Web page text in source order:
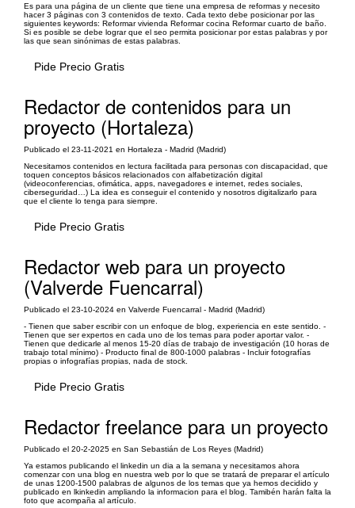
Es para una página de un cliente que tiene una empresa de reformas y necesito
hacer 3 páginas con 3 contenidos de texto. Cada texto debe posicionar por las
siguientes keywords: Reformar vivienda Reformar cocina Reformar cuarto de baño.
Si es posible se debe lograr que el seo permita posicionar por estas palabras y por
las que sean sinónimas de estas palabras.
Pide Precio Gratis
Redactor de contenidos para un
proyecto (Hortaleza)
Publicado el 23-11-2021 en Hortaleza - Madrid (Madrid)
Necesitamos contenidos en lectura facilitada para personas con discapacidad, que
toquen conceptos básicos relacionados con alfabetización digital
(videoconferencias, ofimática, apps, navegadores e internet, redes sociales,
ciberseguridad…) La idea es conseguir el contenido y nosotros digitalizarlo para
que el cliente lo tenga para siempre.
Pide Precio Gratis
Redactor web para un proyecto
(Valverde Fuencarral)
Publicado el 23-10-2024 en Valverde Fuencarral - Madrid (Madrid)
- Tienen que saber escribir con un enfoque de blog, experiencia en este sentido. -
Tienen que ser expertos en cada uno de los temas para poder aportar valor. -
Tienen que dedicarle al menos 15-20 días de trabajo de investigación (10 horas de
trabajo total mínimo) - Producto final de 800-1000 palabras - Incluir fotografías
propias o infografías propias, nada de stock.
Pide Precio Gratis
Redactor freelance para un proyecto
Publicado el 20-2-2025 en San Sebastián de Los Reyes (Madrid)
Ya estamos publicando el linkedin un dia a la semana y necesitamos ahora
comenzar con una blog en nuestra web por lo que se tratará de preparar el artículo
de unas 1200-1500 palabras de algunos de los temas que ya hemos decidido y
publicado en lkinkedin ampliando la informacion para el blog. Tamibén harán falta la
foto que acompaña al artículo.